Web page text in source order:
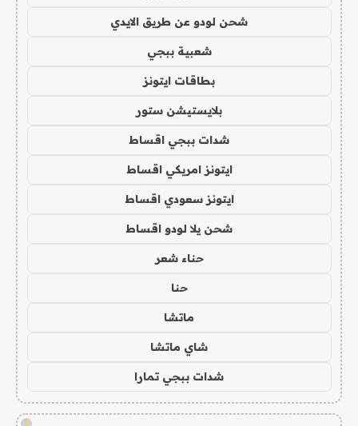
شحن لودو عن طريق الايدي
شعبية ببجي
بطاقات ايتونز
بلايستيشن ستور
شدات ببجي اقساط
ايتونز امريكي اقساط
ايتونز سعودي اقساط
شحن يلا لودو اقساط
حناء شعر
حنا
ماتشا
شاي ماتشا
شدات ببجي تمارا
!